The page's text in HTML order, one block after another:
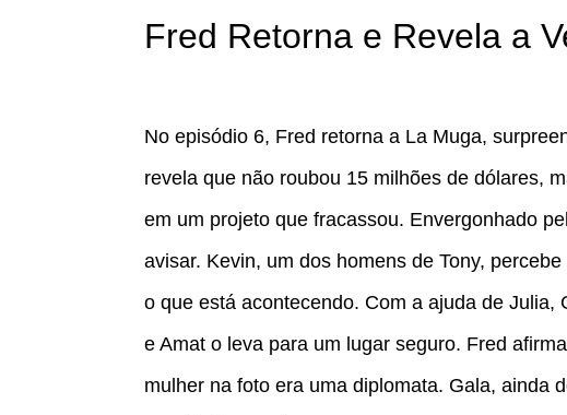
Fred Retorna e Revela a
No episódio 6, Fred retorna a La Muga,
revela que não roubou 15 milhões de dólares,
em um projeto que fracassou. Envergonhado
avisar. Kevin, um dos homens de Tony,
o que está acontecendo. Com a ajuda de
e Amat o leva para um lugar seguro. Fred
mulher na foto era uma diplomata. Gala, ainda